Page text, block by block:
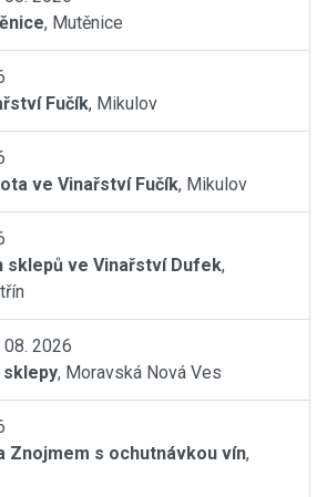
, Mutěnice
Fučík, Mikulov
ve Vinařství Fučík, Mikulov
sklepů ve Vinařství Dufek,
08. 2026
sklepy, Moravská Nová Ves
Znojmem s ochutnávkou vín,